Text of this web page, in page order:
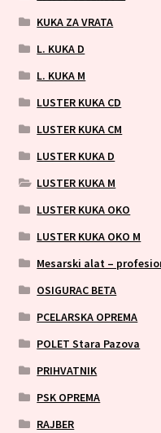
KUKA ZA VRATA
L. KUKA D
L. KUKA M
LUSTER KUKA CD
LUSTER KUKA CM
LUSTER KUKA D
LUSTER KUKA M
LUSTER KUKA OKO
LUSTER KUKA OKO M
Mesarski alat –
OSIGURAC BETA
PCELARSKA OPREMA
POLET Stara Pazova
PRIHVATNIK
PSK OPREMA
RAJBER